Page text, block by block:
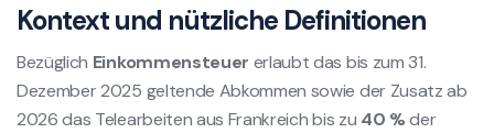
Kontext und nützliche Definitionen
Bezüglich Einkommensteuer erlaubt das bis zum 31.
Dezember 2025 geltende Abkommen sowie der Zusatz ab
2026 das Telearbeiten aus Frankreich bis zu 40 %der